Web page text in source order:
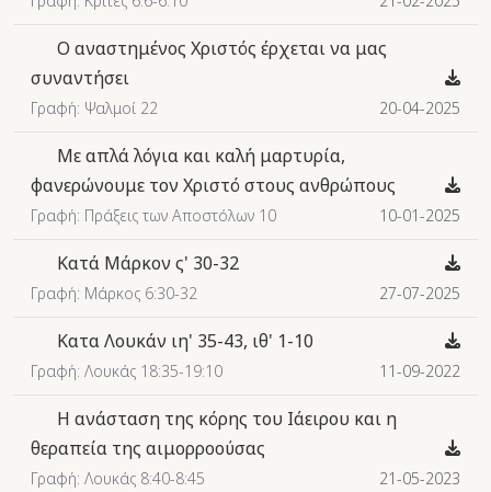
Ο αναστημένος Χριστός έρχεται να μας
συναντήσει
Γραφή: Ψαλμοί 22 20-04-2025
Με απλά λόγια και καλή μαρτυρία,
φανερώνουμε τον Χριστό στους ανθρώπους
Γραφή: Πράξεις των Αποστόλων 10 10-01-2025
Κατά Μάρκον ς' 30-32
Γραφή: Μάρκος 6:30-32 27-07-2025
Κατα Λουκάν ιη' 35-43, ιθ' 1-10
Γραφή: Λουκάς 18:35-19:10 11-09-2022
Η ανάσταση της κόρης του Ιάειρου και η
θεραπεία της αιμορροούσας
Γραφή: Λουκάς 8:40-8:45 21-05-2023